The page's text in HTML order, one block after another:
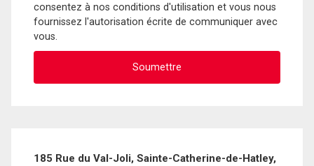
consentez à nos conditions d'utilisation et vous nous
fournissez l'autorisation écrite de communiquer avec
vous.
185 Rue du Val-Joli, Sainte-Catherine-de-Hatley,